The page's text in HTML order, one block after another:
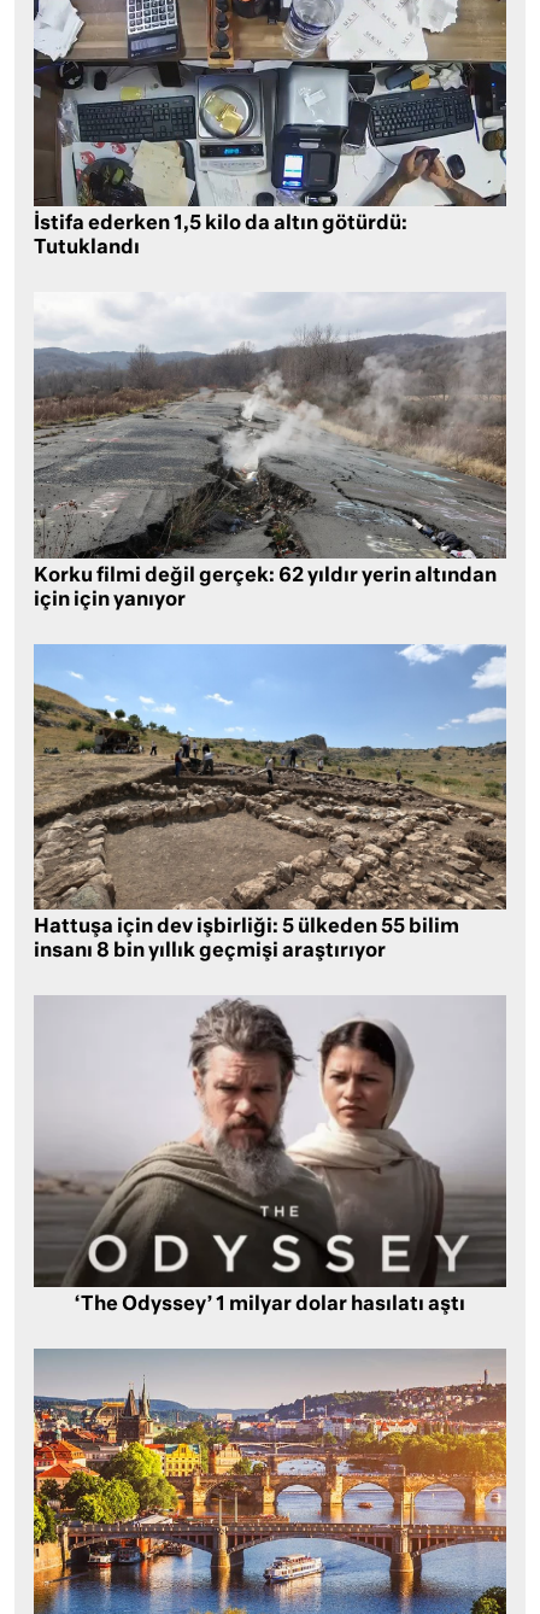
İstifa ederken 1,5 kilo da altın götürdü:
Tutuklandı
Korku filmi değil gerçek: 62 yıldır yerin altından
için için yanıyor
Hattuşa için dev işbirliği: 5 ülkeden 55 bilim
insanı 8 bin yıllık geçmişi araştırıyor
‘The Odyssey’ 1 milyar dolar hasılatı aştı